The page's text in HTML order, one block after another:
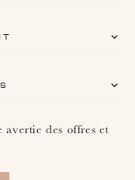
avertie des offres et